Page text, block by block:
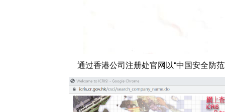
通过香港公司注册处官网以“中国安全防范